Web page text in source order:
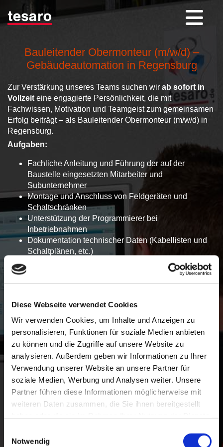
Diese Webseite verwendet Cookies
Wir verwenden Cookies, um Inhalte und Anzeigen zu
personalisieren, Funktionen für soziale Medien anbieten
zu können und die Zugriffe auf unsere Website zu
analysieren. Außerdem geben wir Informationen zu Ihrer
Verwendung unserer Website an unsere Partner für
soziale Medien, Werbung und Analysen weiter. Unsere
Partner führen diese Informationen möglicherweise mit
weiteren Daten zusammen, die Sie ihnen bereitgestellt
Notwendig
Bauleitender Obermonteur (m/w/d) –
Gebäudeautomation in Regensburg
Zur Verstärkung unseres Teams suchen wir ab sofort in
Vollzeit eine engagierte Persönlichkeit, die mit
Fachwissen, Motivation und Teamgeist zum gemeinsamen
Erfolg beiträgt – als Bauleitender Obermonteur (m/w/d) in
Regensburg.
Aufgaben:
Fachliche Anleitung und Führung der auf der
Baustelle eingesetzten Mitarbeiter und
Subunternehmer
Montage und Anschluss von Feldgeräten und
Schaltschränken
Unterstützung der Programmierer bei
Inbetriebnahmen
Dokumentation technischer Daten (Kabellisten und
Schaltplänen, etc.)
Erstellen von Serviceberichten, Aufmaße
Enge Zusammenarbeit mit Projektleitern, Planern
und Auftraggebern
Projektstatusberichte
Teilnahme an Baubesprechungen – denn deine
fachliche Meinung ist gefragt!
Dein Profil:
Abgeschlossene elektrotechnische Ausbildung oder
technischer Zeichner
Erfahrung in der Gebäudeautomation wünschenswert
Flexibilität, Reisebereitschaft und sehr gute
Kommunikationsfähigkeit in Deutsch
Engagement, Qualitätsbewusstsein, Teamfähigkeit